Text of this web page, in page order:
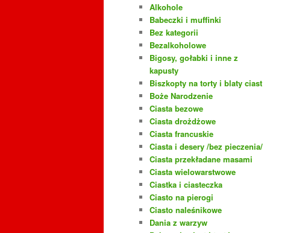
Alkohole
Babeczki i muffinki
Bez kategorii
Bezalkoholowe
Bigosy, gołabki i inne z
kapusty
Biszkopty na torty i blaty ciast
Boże Narodzenie
Ciasta bezowe
Ciasta drożdżowe
Ciasta francuskie
Ciasta i desery /bez pieczenia/
Ciasta przekładane masami
Ciasta wielowarstwowe
Ciastka i ciasteczka
Ciasto na pierogi
Ciasto naleśnikowe
Dania z warzyw